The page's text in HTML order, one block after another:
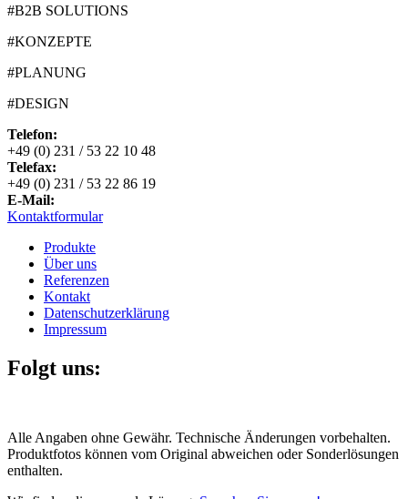
#B2B SOLUTIONS
#KONZEPTE
#PLANUNG
#DESIGN
Telefon:
+49 (0) 231 / 53 22 10 48
Telefax:
+49 (0) 231 / 53 22 86 19
E-Mail:
Kontaktformular
Produkte
Über uns
Referenzen
Kontakt
Datenschutzerklärung
Impressum
Folgt uns:
Alle Angaben ohne Gewähr. Technische Änderungen vorbehalten.
Produktfotos können vom Original abweichen oder Sonderlösungen
enthalten.